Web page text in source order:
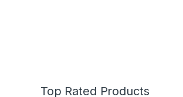
Top Rated Products